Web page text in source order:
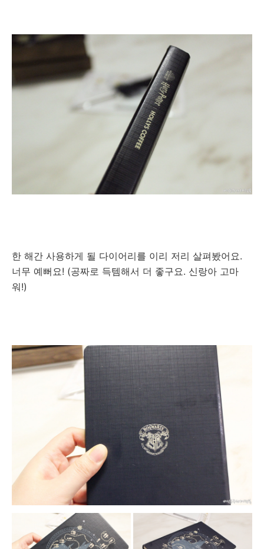
한 해간 사용하게 될 다이어리를 이리 저리 살펴봤어요.
너무 예뻐요! (공짜로 득템해서 더 좋구요. 신랑아 고마
워!)